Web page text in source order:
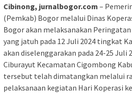
Cibinong, jurnalbogor.com –
(Pemkab) Bogor melalui Dinas
Bogor akan melaksanakan
yang jatuh pada 12 Juli 2024 tingkat
akan diselenggarakan pada 24-25 Juli
Ciburayut Kecamatan Cigombong
tersebut telah dimatangkan melalui
pelaksanaan kegiatan Hari Koperasi